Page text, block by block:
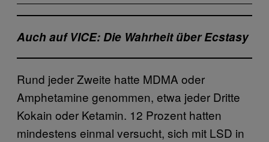
Auch auf VICE: Die Wahrheit über Ecstasy
Rund jeder Zweite hatte MDMA oder
Amphetamine genommen, etwa jeder Dritte
Kokain oder Ketamin. 12 Prozent hatten
mindestens einmal versucht, sich mit LSD in